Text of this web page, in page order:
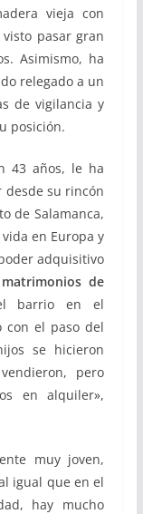
vieja con
pasar gran
Asimismo, ha
relegado a un
de vigilancia y
posición.
43 años, le ha
su rincón
de Salamanca,
en Europa y
adquisitivo
matrimonios de
barrio en el
con el paso del
se hicieron
pero
en alquiler»,
muy joven,
igual que en el
hay mucho